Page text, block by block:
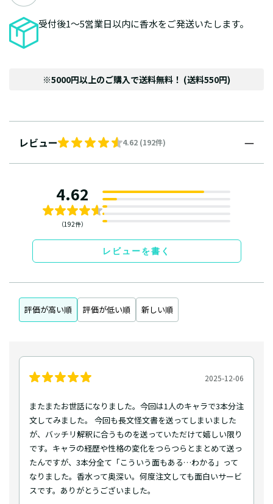
受付後1～5営業日以内に香水をご発送いたします。
※5000円以上のご購入で送料無料！ (送料550円)
レビュー 4.62 (192件)
4.62
（192件）
レビューを書く
評価が高い順 評価が低い順 新しい順
2025-12-06
またまたお世話になりました。今回は1人のキャラで3本分注
文してみました。 今回も長文怪文書を送ってしまいました
が、バッチリ解釈に合うものを送っていただけて嬉しい限り
です。キャラの経歴や性格の変化をつらつらとまとめて送っ
たんですが、3本分全て「こういう面もある…わかる」って
なりました。香水って奥深い。何度注文しても面白いサービ
スです。ありがとうございました。